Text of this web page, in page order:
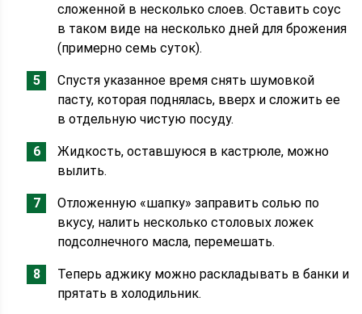
сложенной в несколько слоев. Оставить соус
в таком виде на несколько дней для брожения
(примерно семь суток).
Спустя указанное время снять шумовкой
пасту, которая поднялась, вверх и сложить ее
в отдельную чистую посуду.
Жидкость, оставшуюся в кастрюле, можно
вылить.
Отложенную «шапку» заправить солью по
вкусу, налить несколько столовых ложек
подсолнечного масла, перемешать.
Теперь аджику можно раскладывать в банки и
прятать в холодильник.